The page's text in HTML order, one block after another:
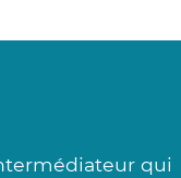
qui